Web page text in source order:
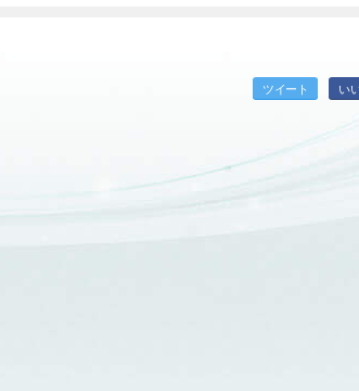
ツイート い